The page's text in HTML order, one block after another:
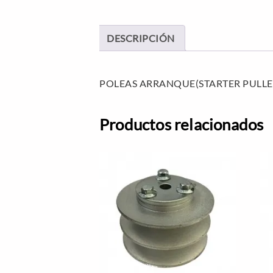
DESCRIPCIÓN
POLEAS ARRANQUE(STARTER
Productos relacionados